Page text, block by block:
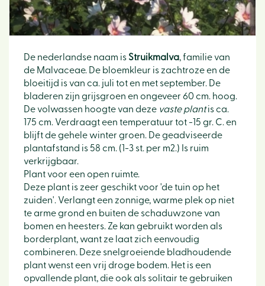
De nederlandse naam is Struikmalva, familie van
de Malvaceae. De bloemkleur is zachtroze en de
bloeitijd is van ca. juli tot en met september. De
bladeren zijn grijsgroen en ongeveer 60 cm. hoog.
De volwassen hoogte van deze vaste plantis ca.
175 cm. Verdraagt een temperatuur tot -15 gr. C. en
blijft de gehele winter groen. De geadviseerde
plantafstand is 58 cm. (1-3 st. per m2.) Is ruim
verkrijgbaar.
Plant voor een open ruimte.
Deze plant is zeer geschikt voor 'de tuin op het
zuiden'. Verlangt een zonnige, warme plek op niet
te arme grond en buiten de schaduwzone van
bomen en heesters. Ze kan gebruikt worden als
borderplant, want ze laat zich eenvoudig
combineren. Deze snelgroeiende bladhoudende
plant wenst een vrij droge bodem. Het is een
opvallende plant, die ook als solitair te gebruiken